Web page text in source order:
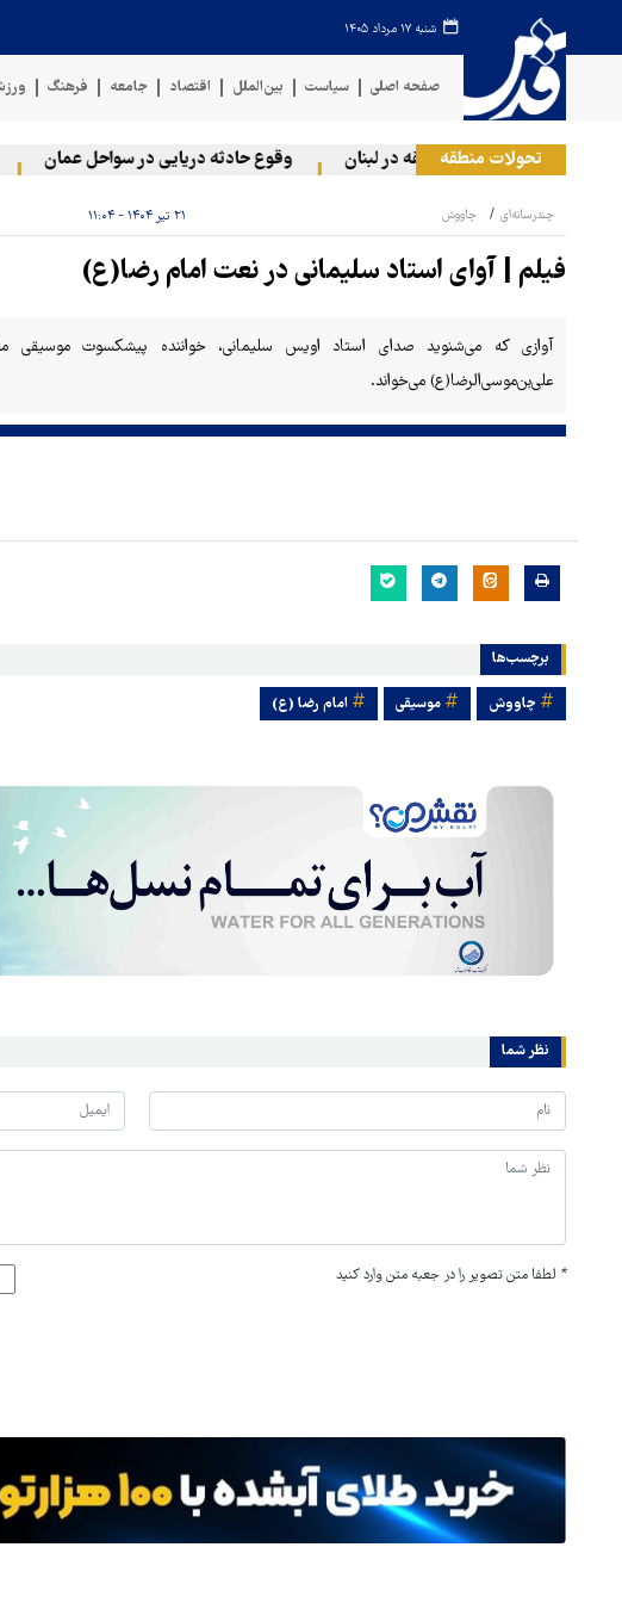
شنبه ۱۷ مرداد ۱۴۰۵
صفحه اصلی سیاست بین‌الملل اقتصاد جامعه فرهنگ
تحولات منطقه
صهیونیستی به دو منطقه در لبنان وقوع حادثه دریایی در سواحل عمان
چندرسانه‌ای چاووش ۲۱ تیر ۱۴۰۴ - ۱۱:۰۴
فیلم | آوای استاد سلیمانی در نعت امام رضا(ع)
آوازی که می‌شنوید صدای استاد اویس سلیمانی، خواننده پیشکسوت
علی‌بن‌موسی‌الرضا(ع) می‌خواند.
برچسب‌ها
چاووش موسیقی امام رضا (ع)
نظر شما
* لطفا متن تصویر را در جعبه متن وارد کنید